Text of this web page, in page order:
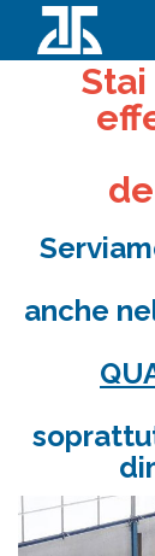
anche